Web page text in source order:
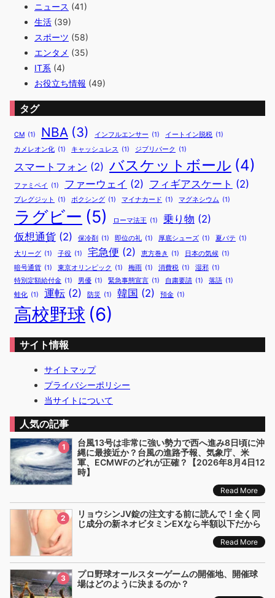
ニュース (41)
生活 (39)
スポーツ (58)
エンタメ (35)
IT系 (4)
お役立ち情報 (49)
タグ
CM (1) NBA (3) インフルエンサー (1) イートイン脱税 (1)
カメレオン化 (1) キャッシュレス (1) ジブリパーク (1)
スマートフォン (2) バスケットボール (4)
ファミペイ (1) ファーウェイ (2) フィギアスケート (2)
ブレグジット (1) ボクシング (1) マイナカード (1) マグネシウム (1)
ラグビー (5) ローマ法王 (1) 乗り物 (2)
仮想通貨 (2) 保冷剤 (1) 即位の礼 (1) 厚底シューズ (1) 夏バテ (1)
大リーグ (1) 子役 (1) 宅急便 (2) 恵方巻き (1) 日本の気候 (1)
暗号通貨 (1) 東京オリンピック (1) 梅雨 (1) 消費税 (1) 湿邪 (1)
特別定額給付金 (1) 男優 (1) 緊急事態宣言 (1) 自粛要請 (1) 落語 (1)
蛙化 (1) 運転 (2) 防災 (1) 韓国 (2) 預金 (1)
高校野球 (6)
サイト情報
サイトマップ
プライバシーポリシー
当サイトについて
人気の記事
1
台風13号は非常に強い勢力で西へ進み8日頃に沖
縄に最接近か？台風の進路予報、気象庁、米
軍、ECMWFのどれが正確？【2026年8月4日12
時】
Read More
2
リョウシンJV錠の注文する前に読んで！全く同
じ成分の新ネオビタミンEXなら半額以下だから
Read More
3
プロ野球オールスターゲームの開催地、開催球
場はどのように決まるのか？